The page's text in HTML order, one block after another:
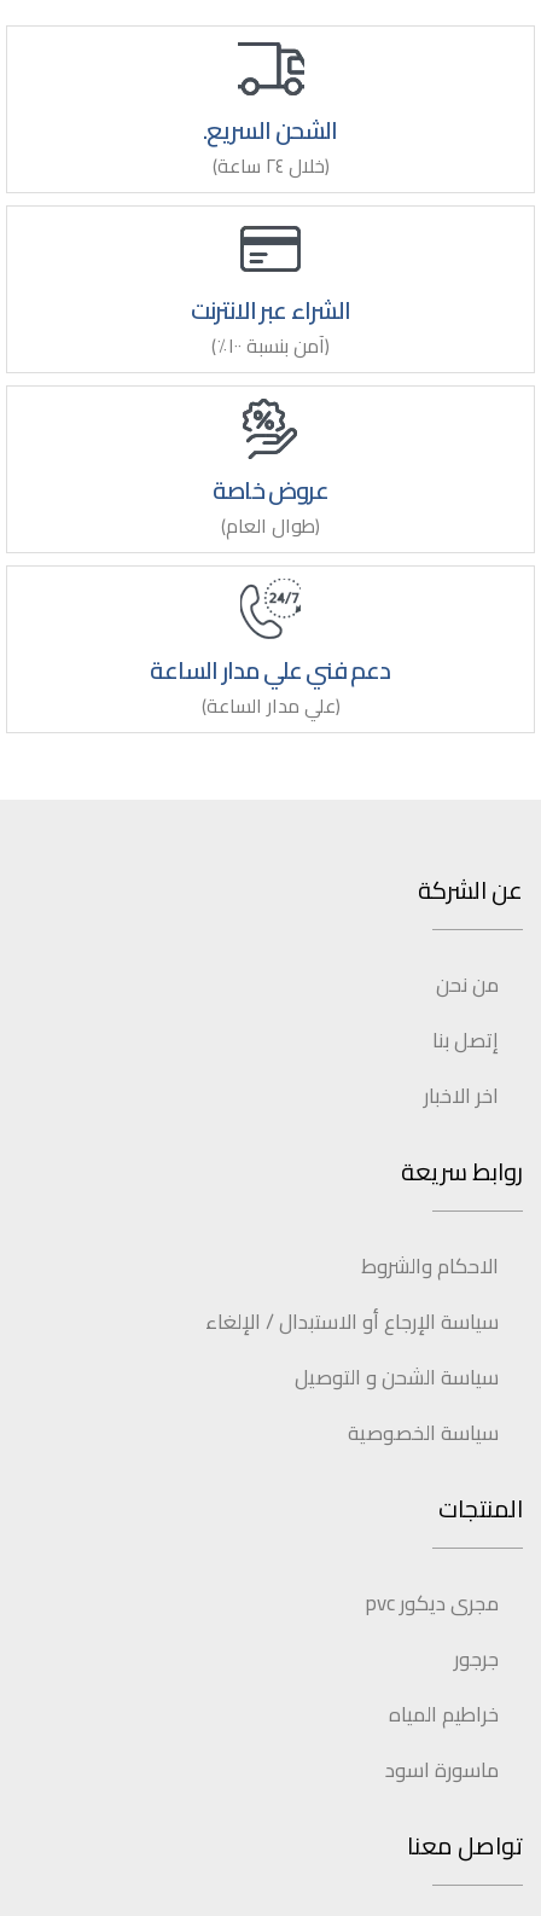
الشحن السريع.
(خلال ٢٤ ساعة)
الشراء عبر الانترنت
(آمن بنسبة ١٠٠٪)
عروض خاصة
(طوال العام)
دعم فني علي مدار الساعة
(علي مدار الساعة)
عن الشركة
من نحن
إتصل بنا
اخر الاخبار
روابط سريعة
الاحكام والشروط
سياسة الإرجاع أو الاستبدال / الإلغاء
سياسة الشحن و التوصيل
سياسة الخصوصية
المنتجات
مجرى ديكور pvc
جرجور
خراطيم المياه
ماسورة اسود
تواصل معنا